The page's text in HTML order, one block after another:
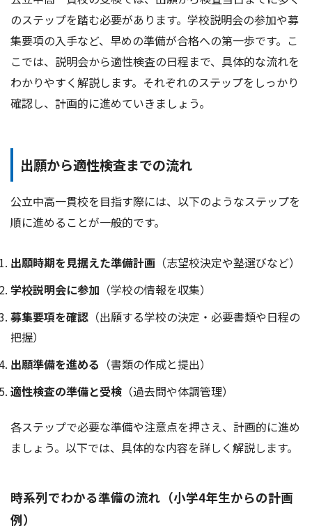
のステップを踏む必要があります。学校説明会の参加や募
集要項の入手など、早めの準備が合格への第一歩です。こ
こでは、説明会から適性検査の日程まで、具体的な流れを
わかりやすく解説します。それぞれのステップをしっかり
確認し、計画的に進めていきましょう。
出願から適性検査までの流れ
公立中高一貫校を目指す際には、以下のようなステップを
順に進めることが一般的です。
出願時期を見据えた準備計画 （志望校決定や塾選びなど）
学校説明会に参加 （学校の情報を収集）
募集要項を確認 （出願する学校の決定・必要書類や日程の
把握）
出願準備を進める （書類の作成と提出）
適性検査の準備と受検 （過去問や体調管理）
各ステップで必要な準備や注意点を押さえ、計画的に進め
ましょう。以下では、具体的な内容を詳しく解説します。
時系列でわかる準備の流れ（小学4年生からの計画
例）